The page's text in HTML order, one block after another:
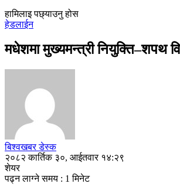
हामिलाइ पछ्याउनु होस
हेडलाईन
मधेशमा मुख्यमन्त्री नियुक्ति–शपथ
बिश्वखबर डेस्क
२०८२ कार्तिक ३०, आईतवार १४:२९
शेयर
पढ्न लाग्ने समय : 1 मिनेट